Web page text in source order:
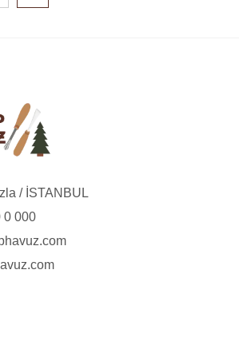
/ İSTANBUL
0 000